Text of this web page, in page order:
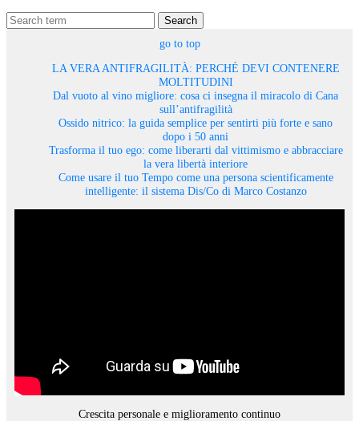
Search
go to top
LA VERA ANTIFRAGILITÀ: PERCHÉ DEVI CONTENERE
MOLTITUDINI
Dal vuoto al vino migliore: cosa ci insegna il miracolo di Cana
sull’antifragilità
Ossido nitrico: la guida semplice per sentirti più forte e sano
dopo i 50 anni
Trasforma il tuo ego: come liberarti dal vittimismo e abbracciare
la vera libertà interiore
Come usare il tuo Tempo come una persona scientificamente
intelligente: il sistema Dis/Co di Marco Costanzo
Crescita personale e miglioramento continuo